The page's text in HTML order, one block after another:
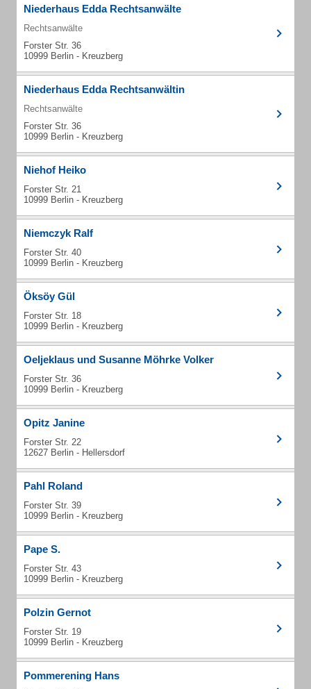
Niederhaus Edda Rechtsanwälte
Rechtsanwälte
Forster Str. 36
10999 Berlin - Kreuzberg
Niederhaus Edda Rechtsanwältin
Rechtsanwälte
Forster Str. 36
10999 Berlin - Kreuzberg
Niehof Heiko
Forster Str. 21
10999 Berlin - Kreuzberg
Niemczyk Ralf
Forster Str. 40
10999 Berlin - Kreuzberg
Öksöy Gül
Forster Str. 18
10999 Berlin - Kreuzberg
Oeljeklaus und Susanne Möhrke Volker
Forster Str. 36
10999 Berlin - Kreuzberg
Opitz Janine
Forster Str. 22
12627 Berlin - Hellersdorf
Pahl Roland
Forster Str. 39
10999 Berlin - Kreuzberg
Pape S.
Forster Str. 43
10999 Berlin - Kreuzberg
Polzin Gernot
Forster Str. 19
10999 Berlin - Kreuzberg
Pommerening Hans